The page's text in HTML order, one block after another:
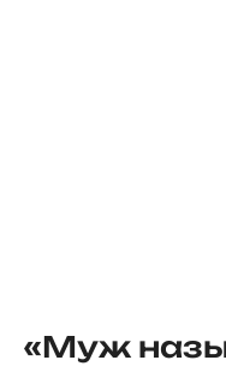
«Муж